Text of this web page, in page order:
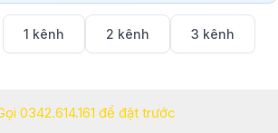
1 kênh 2 kênh 3 kênh
0342.614.161 để đặt trước